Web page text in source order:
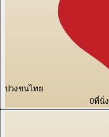
ปวงชนไทย
0ที่นั่ง